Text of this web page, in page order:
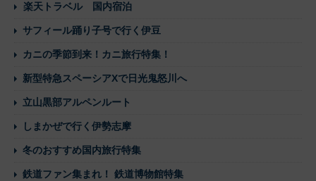
楽天トラベル 国内宿泊
サフィール踊り子号で行く伊豆
カニの季節到来！カニ旅行特集！
新型特急スペーシアXで日光鬼怒川へ
立山黒部アルペンルート
しまかぜで行く伊勢志摩
冬のおすすめ国内旅行特集
鉄道ファン集まれ！ 鉄道博物館特集